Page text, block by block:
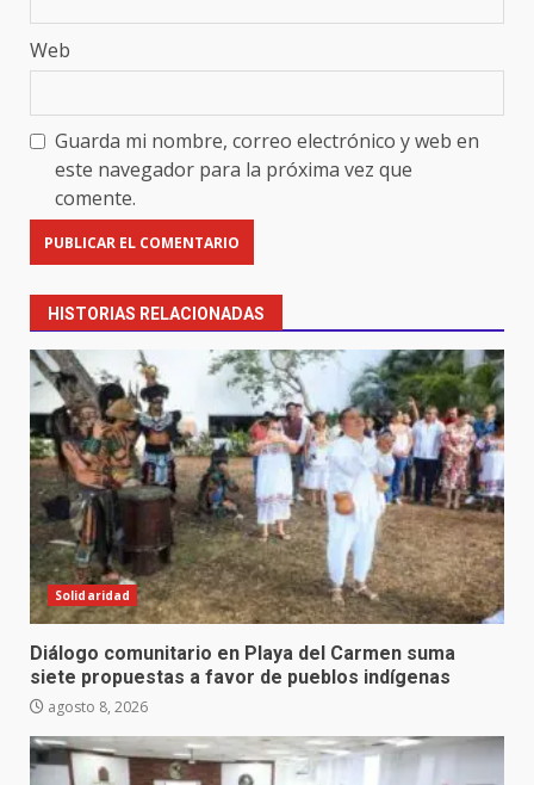
Web
Guarda mi nombre, correo electrónico y web en
este navegador para la próxima vez que
comente.
HISTORIAS RELACIONADAS
Solidaridad
Diálogo comunitario en Playa del Carmen suma
siete propuestas a favor de pueblos indígenas
agosto 8, 2026